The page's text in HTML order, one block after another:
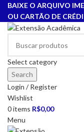
BAIXE O ARQUIVO
OU CARTÃO DE
Select category
Search
Login / Register
Wishlist
0items R$0,00
Menu